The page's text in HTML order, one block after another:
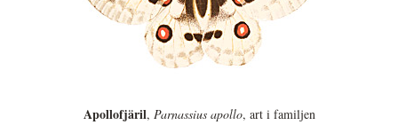
Apollofjäril, Parnassius apollo, art i familjen